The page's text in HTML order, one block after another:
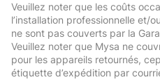
Veuillez noter que les coûts
l’installation professionnelle et/
ne sont pas couverts par la
Veuillez noter que Mysa ne
pour les appareils retournés,
étiquette d’expédition par